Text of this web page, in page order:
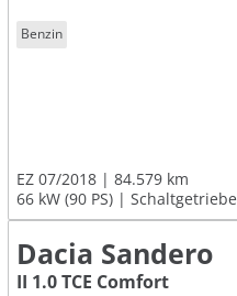
Benzin
EZ 07/2018
84.579 km
66 kW (90 PS)
Schaltgetriebe
Dacia Sandero
II 1.0 TCE Comfort